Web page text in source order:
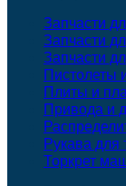
Запчасти
Запчасти
Запчасти
Пистолеты
Плиты и
Привода и
Рукава для
Торкрет